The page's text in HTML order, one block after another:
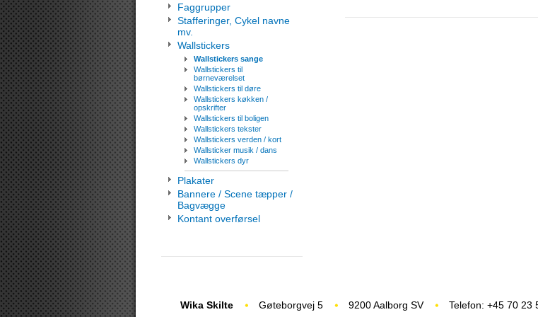
Faggrupper
Stafferinger, Cykel navne
mv.
Wallstickers
Wallstickers sange
Wallstickers til
børneværelset
Wallstickers til døre
Wallstickers køkken /
opskrifter
Wallstickers til boligen
Wallstickers tekster
Wallstickers verden / kort
Wallsticker musik / dans
Wallstickers dyr
Plakater
Bannere / Scene tæpper /
Bagvægge
Kontant overførsel
Wika Skilte Gøteborgvej 5 9200 Aalborg SV Telefon: +45 70 23